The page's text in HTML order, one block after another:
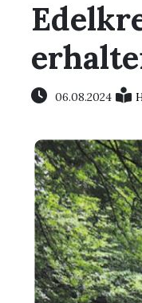
06.08.2024